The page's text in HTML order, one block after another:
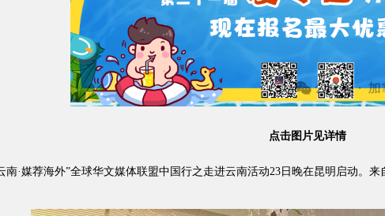
点击图片见详情
·媒荐海外”全球华文媒体联盟中国行之走进云南活动23日晚在昆明启动。